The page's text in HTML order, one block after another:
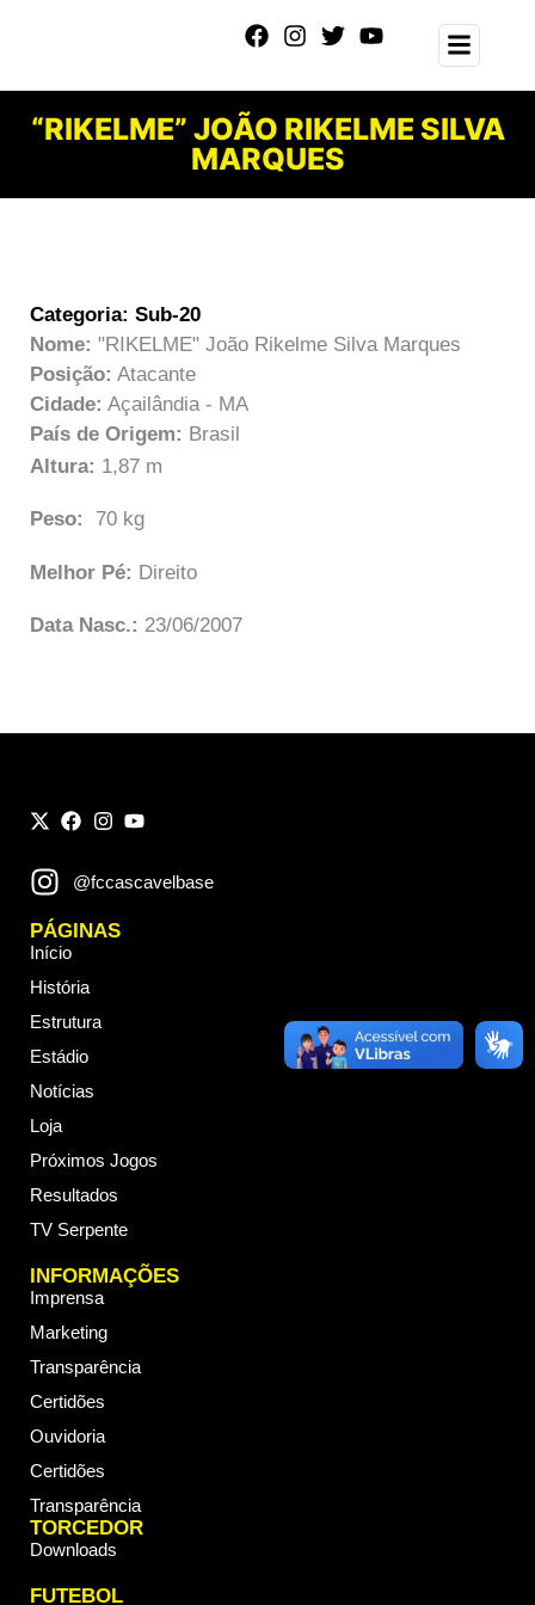
“RIKELME” JOÃO RIKELME SILVA
MARQUES
Categoria: Sub-20
Nome: "RIKELME" João Rikelme Silva Marques
Posição: Atacante
Cidade: Açailândia - MA
País de Origem: Brasil
Altura: 1,87 m
Peso: 70 kg
Melhor Pé: Direito
Data Nasc.: 23/06/2007
@fccascavelbase
PÁGINAS
Início
História
Estrutura
Estádio
Notícias
Loja
Próximos Jogos
Resultados
TV Serpente
INFORMAÇÕES
Imprensa
Marketing
Transparência
Certidões
Ouvidoria
Certidões
Transparência
TORCEDOR
Downloads
FUTEBOL